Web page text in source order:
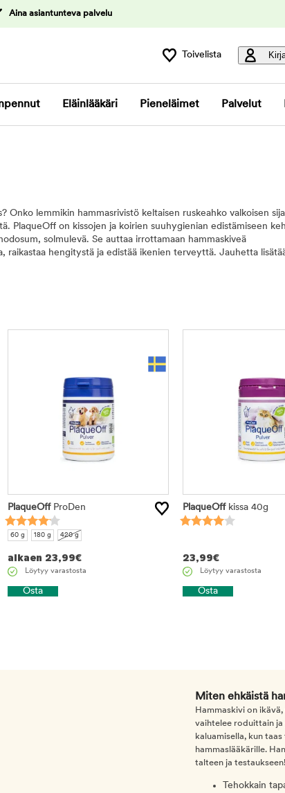
Aina asiantunteva palvelu
Toivelista
Eläinlääkäri Pieneläimet Palvelut
Onko lemmikin hammasrivistö keltaisen ruskeahko valkoisen
PlaqueOff on kissojen ja koirien suuhygienian edistämiseen
solmulevä. Se auttaa irrottamaan hammaskiveä
raikastaa hengitystä ja edistää ikenien terveyttä. Jauhetta
PlaqueOffProDen
60 g 180 g 420 g
alkaen 23,99€
Löytyy varastosta
Osta
PlaqueOffkissa 40g
23,99€
Löytyy varastosta
Osta
Miten ehkäistä
Hammaskivi on
vaihtelee roduittain ja
kaluamisella, kun
hammaslääkärille.
talteen ja testaukseen!
Tehokkain